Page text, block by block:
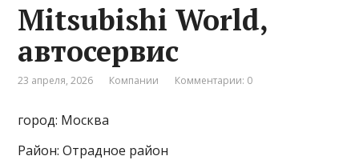
Mitsubishi World,
автосервис
23 апреля, 2026 Компании Комментарии: 0
город: Москва
Район: Отрадное район